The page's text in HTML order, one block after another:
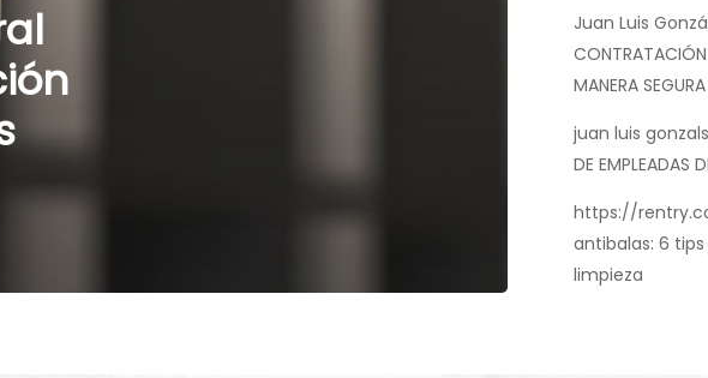
Juan Luis
CONTRATACIÓN
MANERA SEGURA
juan luis
DE EMPLEADAS
https://
antibalas: 6
limpieza